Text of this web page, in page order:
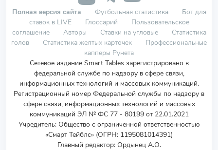
Полная версия сайта Футбольная статистика
Бот для
ставок в LIVE
Глоссарий
Пользовательское
соглашение
Авторы Ставки на угловые
Статистика
голов
Статистика желтых карточек
Профессиональные
капперы Рунета
Сетевое издание Smart Tables зарегистрировано в
федеральной службе по надзору в сфере связи,
информационных технологий и массовых коммуникаций.
Регистрационный номер Федеральной службы по надзору в
сфере связи, информационных технологий и массовых
коммуникаций ЭЛ № ФС 77 - 80199 от 22.01.2021
Учредитель: Общество с ограниченной ответственностью
«Смарт Тейблс» (ОГРН: 1195081014391)
Главный редактор: Ордынец А.О.